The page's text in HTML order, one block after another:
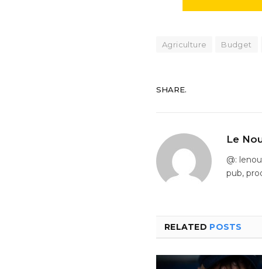
Agriculture Budget
SHARE.
Le
@:
pub,
RELATED POSTS